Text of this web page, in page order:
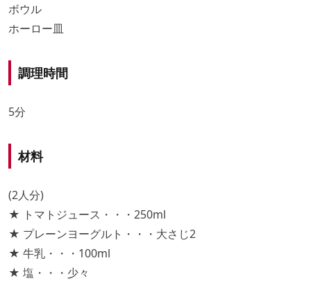
ボウル
ホーロー皿
調理時間
5分
材料
(2人分)
★ トマトジュース・・・250ml
★ プレーンヨーグルト・・・大さじ2
★ 牛乳・・・100ml
★ 塩・・・少々